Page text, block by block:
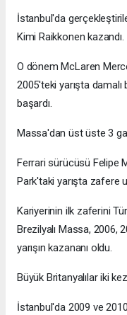
İstanbul'da
Kimi Raikkonen kazandı.
O dönem McLaren
2005'teki yarışta
başardı.
Massa'dan üst üste 3
Ferrari sürücüsü Felipe
Park'taki yarışta zafere
Kariyerinin ilk zaferini
Brezilyalı Massa, 2006,
yarışın kazananı oldu.
Büyük Britanyalılar iki
İstanbul'da 2009 ve